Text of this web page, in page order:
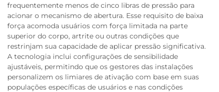
frequentemente menos de cinco libras de pressão para
acionar o mecanismo de abertura. Esse requisito de baixa
força acomoda usuários com força limitada na parte
superior do corpo, artrite ou outras condições que
restrinjam sua capacidade de aplicar pressão significativa.
A tecnologia inclui configurações de sensibilidade
ajustáveis, permitindo que os gestores das instalações
personalizem os limiares de ativação com base em suas
populações específicas de usuários e nas condições